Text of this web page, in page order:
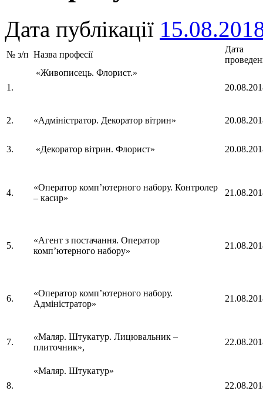
Дата публікації
№ з/п Назва професії
Дата
1.
«Живописець. Флорист.»
2. «Адміністратор. Декоратор вітрин»
3. «Декоратор вітрин. Флорист»
4.
«Оператор комп’ютерного набору. Контролер
– касир»
5.
«Агент з постачання. Оператор
комп’ютерного набору»
6.
«Оператор комп’ютерного набору.
Адміністратор»
7.
«Маляр. Штукатур. Лицювальник –
плиточник»,
8.
«Маляр. Штукатур»